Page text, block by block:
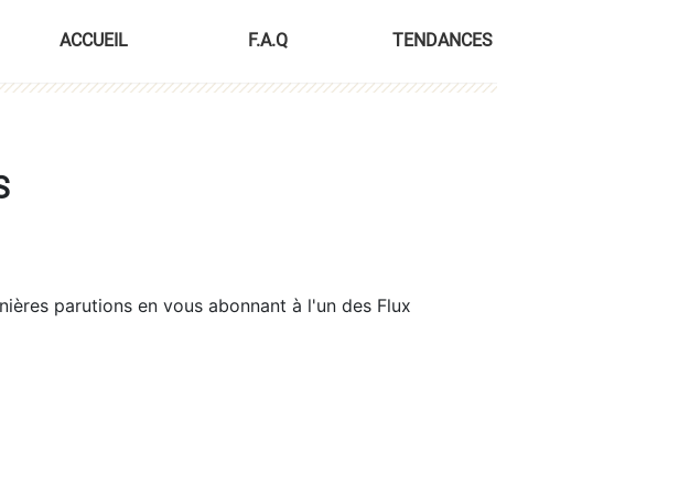
ACCUEIL F.A.Q TENDANCES
parutions en vous abonnant à l'un des Flux